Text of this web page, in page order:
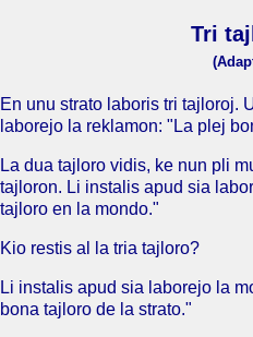
Tri
En unu strato laboris tri tajloroj.
laborejo la reklamon: "La plej
La dua tajloro vidis, ke nun pli
tajloron. Li instalis apud sia
tajloro en la mondo."
Kio restis al la tria tajloro?
Li instalis apud sia laborejo la
bona tajloro de la strato."